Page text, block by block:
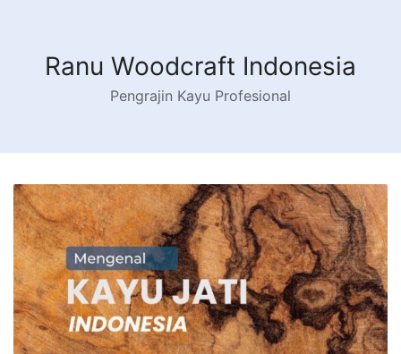
contentRanu Woodcraft Indonesia
Pengrajin Kayu Profesional